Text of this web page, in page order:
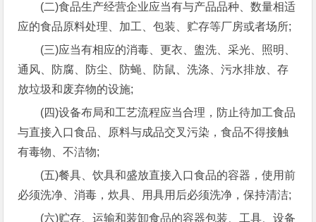
(二)食品生产经营企业应当有与产品品种、数量相适
应的食品原料处理、加工、包装、贮存等厂房或者场所;
(三)应当有相应的消毒、更衣、盥洗、采光、照明、
通风、防腐、防尘、防蝇、防鼠、洗涤、污水排放、存
放垃圾和废弃物的设施;
(四)设备布局和工艺流程应当合理，防止待加工食品
与直接入口食品、原料与成品交叉污染，食品不得接触
有毒物、不洁物;
(五)餐具、饮具和盛放直接入口食品的容器，使用前
必须洗净、消毒，炊具、用具用后必须洗净，保持清洁;
(六)贮存、运输和装卸食品的容器包装、工具、设备